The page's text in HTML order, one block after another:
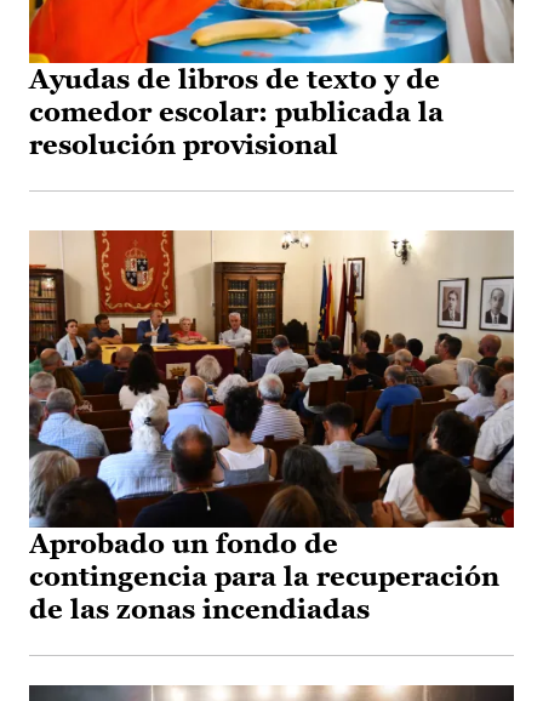
Ayudas de libros de texto y de
comedor escolar: publicada la
resolución provisional
Aprobado un fondo de
contingencia para la recuperación
de las zonas incendiadas